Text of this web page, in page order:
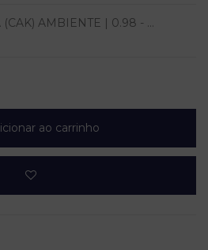
AMBIENTE | 0.98 - ...
ao carrinho